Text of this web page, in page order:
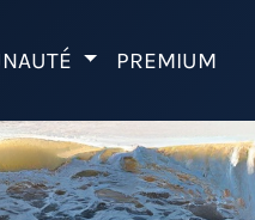
PREMIUM